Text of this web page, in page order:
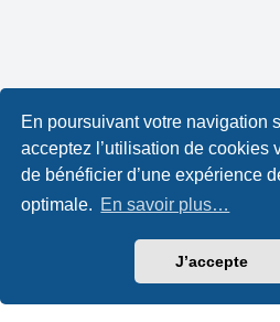
En poursuivant votre navigation
acceptez l’utilisation de cookies
de bénéficier d’une expérience
optimale. En savoir plus…
J’accepte
Développé parphpBB® Forum
Leenoz
Traduction française officielle©
|Conditions|Fuseau